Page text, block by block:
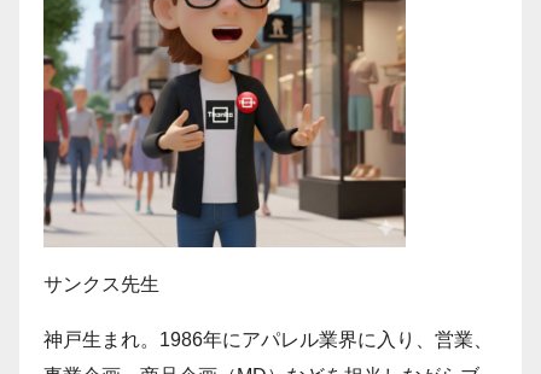
サンクス先生
神戸生まれ。1986年にアパレル業界に入り、営業、